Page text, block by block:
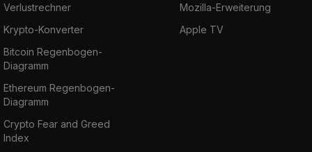
Verlustrechner
Krypto-Konverter
Bitcoin Regenbogen-
Diagramm
Ethereum Regenbogen-
Diagramm
Crypto Fear and Greed
Index
Mozilla-Erweiterung
Apple TV